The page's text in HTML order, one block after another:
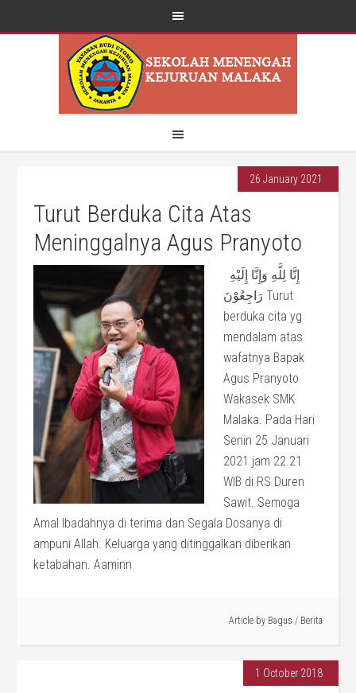
26 January 2021
Turut Berduka Cita Atas
Meninggalnya Agus Pranyoto
رَاجِعُوْنَ Turut
berduka cita yg
mendalam atas
wafatnya Bapak
Agus Pranyoto
Wakasek SMK
Malaka. Pada Hari
Senin 25 Januari
2021 jam 22.21
WIB di RS Duren
Sawit. Semoga
Amal Ibadahnya di terima dan Segala Dosanya di
ampuni Allah. Keluarga yang ditinggalkan diberikan
ketabahan. Aaminn
Article by Bagus / Berita
1 October 2018